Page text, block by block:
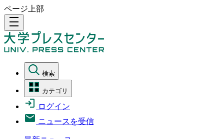
ページ上部
density_medium
検索
カテゴリ
ログイン
ニュースを受信